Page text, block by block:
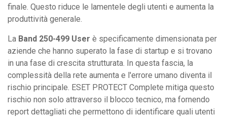
finale. Questo riduce le lamentele degli utenti e aumenta la
produttività generale.
La Band 250-499 User è specificamente dimensionata per
aziende che hanno superato la fase di startup e si trovano
in una fase di crescita strutturata. In questa fascia, la
complessità della rete aumenta e l'errore umano diventa il
rischio principale. ESET PROTECT Complete mitiga questo
rischio non solo attraverso il blocco tecnico, ma fornendo
report dettagliati che permettono di identificare quali utenti